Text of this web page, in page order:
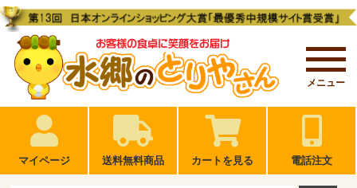
メニュー
マイページ 送料無料商品 カートを見る 電話注文